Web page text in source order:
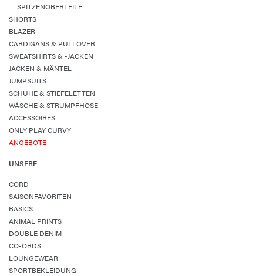
SPITZENOBERTEILE
SHORTS
BLAZER
CARDIGANS & PULLOVER
SWEATSHIRTS & -JACKEN
JACKEN & MÄNTEL
JUMPSUITS
SCHUHE & STIEFELETTEN
WÄSCHE & STRUMPFHOSE
ACCESSOIRES
ONLY PLAY CURVY
ANGEBOTE
UNSERE
CORD
SAISONFAVORITEN
BASICS
ANIMAL PRINTS
DOUBLE DENIM
CO-ORDS
LOUNGEWEAR
SPORTBEKLEIDUNG